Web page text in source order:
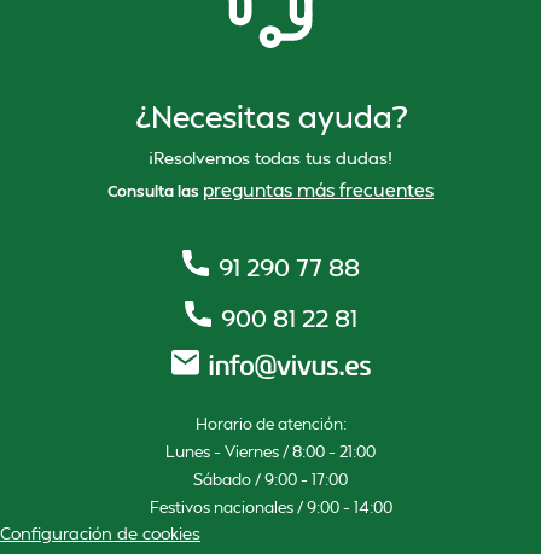
¿Necesitas ayuda?
¡Resolvemos todas tus dudas!
Consulta las preguntas más frecuentes
91 290 77 88
900 81 22 81
Horario de atención:
Lunes – Viernes / 8:00 – 21:00
Sábado / 9:00 – 17:00
Festivos nacionales / 9:00 – 14:00
Configuración de cookies